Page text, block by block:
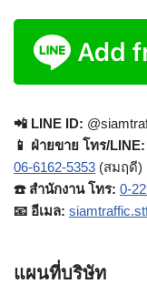
📲 LINE ID:
📱 ฝ่ายขาย โทร/LINE:
06-6162-5353 (สมฤดี)
☎️ สำนักงาน โทร: 0-
📧 อีเมล:
แผนที่บริษัท